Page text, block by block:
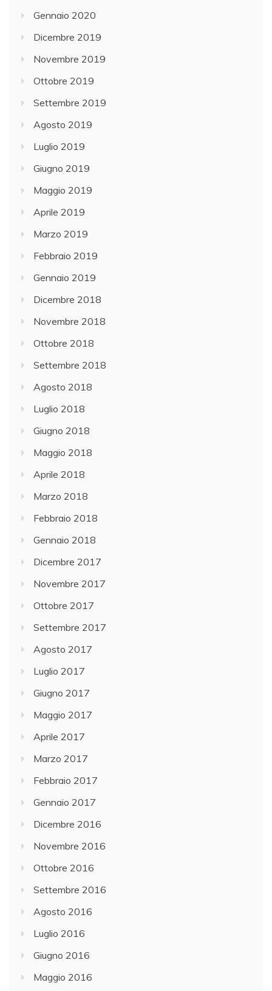
Gennaio 2020
Dicembre 2019
Novembre 2019
Ottobre 2019
Settembre 2019
Agosto 2019
Luglio 2019
Giugno 2019
Maggio 2019
Aprile 2019
Marzo 2019
Febbraio 2019
Gennaio 2019
Dicembre 2018
Novembre 2018
Ottobre 2018
Settembre 2018
Agosto 2018
Luglio 2018
Giugno 2018
Maggio 2018
Aprile 2018
Marzo 2018
Febbraio 2018
Gennaio 2018
Dicembre 2017
Novembre 2017
Ottobre 2017
Settembre 2017
Agosto 2017
Luglio 2017
Giugno 2017
Maggio 2017
Aprile 2017
Marzo 2017
Febbraio 2017
Gennaio 2017
Dicembre 2016
Novembre 2016
Ottobre 2016
Settembre 2016
Agosto 2016
Luglio 2016
Giugno 2016
Maggio 2016